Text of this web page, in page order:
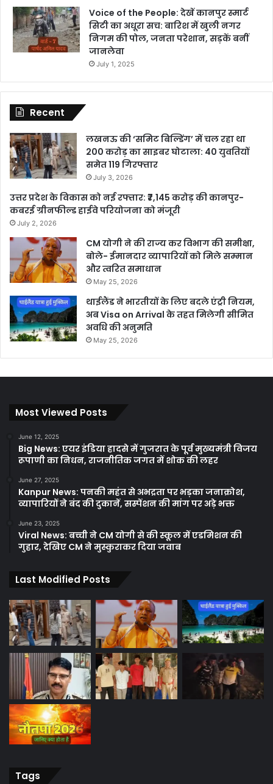
Voice of the People: देखें कानपुर स्मार्ट
सिटी का अधूरा सच: बारिश में खुली नगर
निगम की पोल, जनता परेशान, सड़कें बनीं
जानलेवा
July 1, 2025
Recent
लखनऊ की ‘समिट बिल्डिंग’ में चल रहा था
200 करोड़ का साइबर घोटाला: 40 युवतियों
समेत 119 गिरफ्तार
July 3, 2026
उत्तर प्रदेश के विकास को नई रफ्तार: ₹7,145 करोड़ की कानपुर-
कबरई ग्रीनफील्ड हाईवे परियोजना को मंजूरी
July 2, 2026
CM योगी ने की राज्य कर विभाग की समीक्षा,
बोले- ईमानदार व्यापारियों को मिले सम्मान
और त्वरित समाधान
May 25, 2026
थाईलैंड ने भारतीयों के लिए बदले एंट्री नियम,
अब Visa on Arrival के तहत मिलेगी सीमित
अवधि की अनुमति
May 25, 2026
Most Viewed Posts
June 12, 2025
Big News: एयर इंडिया हादसे में गुजरात के पूर्व मुख्यमंत्री विजय
रूपाणी का निधन, राजनीतिक जगत में शोक की लहर
June 27, 2025
Kanpur News: पनकी महंत से अभद्रता पर भड़का जनाक्रोश,
व्यापारियों ने बंद की दुकानें, सस्पेंशन की मांग पर अड़े भक्त
June 23, 2025
Viral News: बच्ची ने CM योगी से की स्कूल में एडमिशन की
गुहार, देखिए CM ने मुस्कुराकर दिया जवाब
Last Modified Posts
Tags